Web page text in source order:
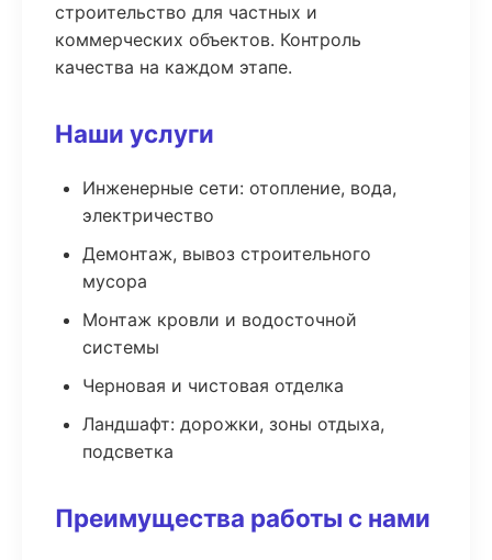
строительство для частных и
коммерческих объектов. Контроль
качества на каждом этапе.
Наши услуги
Инженерные сети: отопление, вода,
электричество
Демонтаж, вывоз строительного
мусора
Монтаж кровли и водосточной
системы
Черновая и чистовая отделка
Ландшафт: дорожки, зоны отдыха,
подсветка
Преимущества работы с нами